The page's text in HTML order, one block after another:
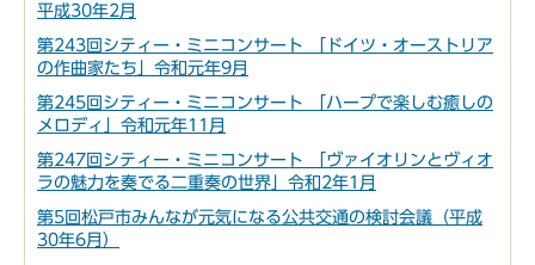
平成30年2月
第243回シティー・ミニコンサート 「ドイツ・オーストリア
の作曲家たち」令和元年9月
第245回シティー・ミニコンサート 「ハープで楽しむ癒しの
メロディ」令和元年11月
第247回シティー・ミニコンサート 「ヴァイオリンとヴィオ
ラの魅力を奏でる二重奏の世界」令和2年1月
第5回松戸市みんなが元気になる公共交通の検討会議（平成
30年6月）